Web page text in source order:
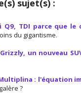
sujet(s) :
Q9, TDI parce que le
du gigantisme.
un nouveau
: l'équation
?